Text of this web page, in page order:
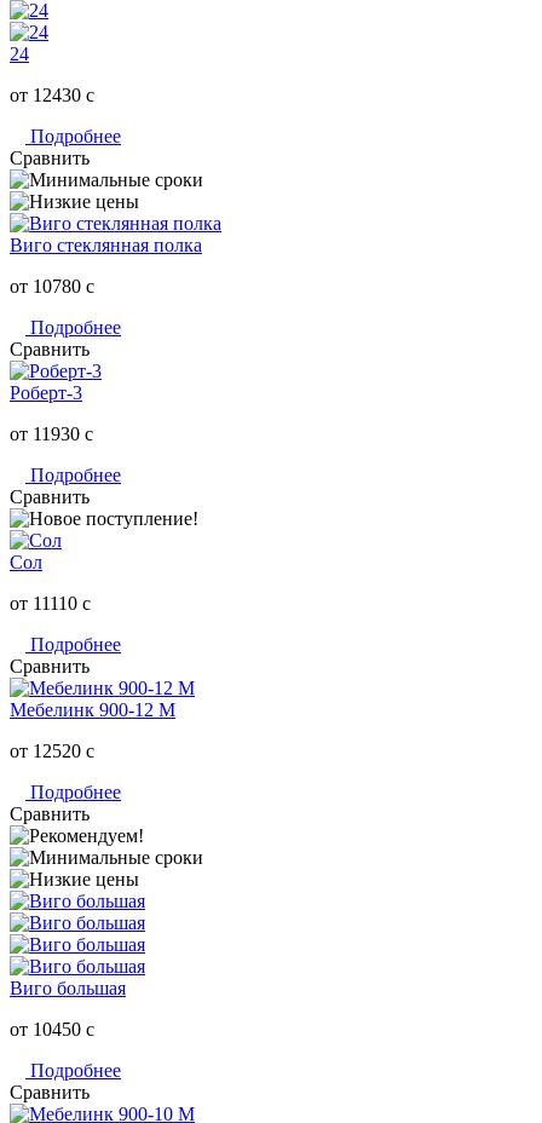
24
от 12430 c
Подробнее
Сравнить
Виго стеклянная полка
от 10780 c
Подробнее
Сравнить
Роберт-3
от 11930 c
Подробнее
Сравнить
Сол
от 11110 c
Подробнее
Сравнить
Мебелинк 900-12 М
от 12520 c
Подробнее
Сравнить
Виго большая
от 10450 c
Подробнее
Сравнить